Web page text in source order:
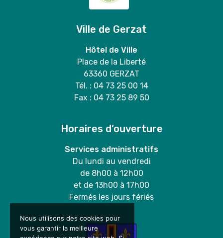
Ville de Gerzat
Hôtel de Ville
Place de la Liberté
63360 GERZAT
Tél. : 04 73 25 00 14
Fax : 04 73 25 89 50
Horaires d’ouverture
Services administratifs
Du lundi au vendredi
de 8h00 à 12h00
et de 13h00 à 17h00
Fermés les jours fériés
Nous utilisons des cookies pour
vous garantir la meilleure